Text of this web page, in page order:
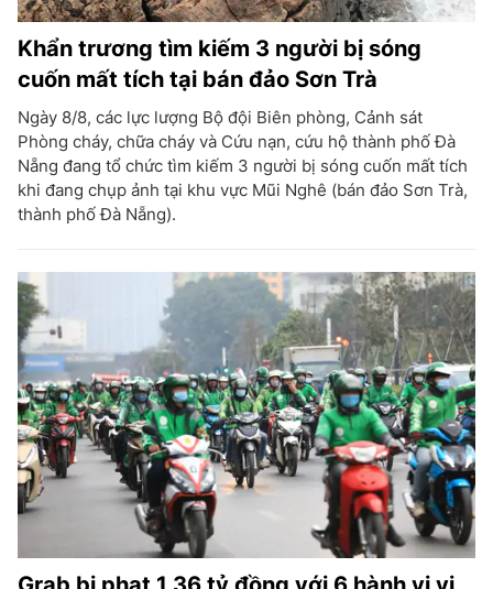
Khẩn trương tìm kiếm 3 người bị sóng
cuốn mất tích tại bán đảo Sơn Trà
Ngày 8/8, các lực lượng Bộ đội Biên phòng, Cảnh sát
Phòng cháy, chữa cháy và Cứu nạn, cứu hộ thành phố Đà
Nẵng đang tổ chức tìm kiếm 3 người bị sóng cuốn mất tích
khi đang chụp ảnh tại khu vực Mũi Nghê (bán đảo Sơn Trà,
thành phố Đà Nẵng).